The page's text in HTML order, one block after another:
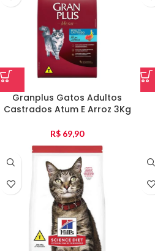
Granplus Gatos Adultos
Castrados Atum E Arroz 3Kg
R$ 69,90